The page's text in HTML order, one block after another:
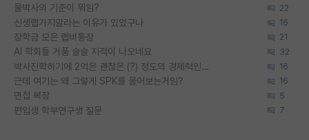
물박사의 기준이 뭐임? 22
신생랩가지말라는 이유가 있었구나 16
장학금 모은 랩비통장 21
AI 학회들 거품 슬슬 지적이 나오네요 32
박사진학하기에 2억은 괜찮은 (?) 정도의 경제력인가요 16
근데 여기는 왜 그렇게 SPK를 물어보는거임? 16
면접 복장 5
편입생 학부연구생 질문 7